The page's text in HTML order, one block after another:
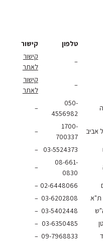
טלפון
קישור
לאתר
לאתר
4556982
1700-
700337
03-5524373
–
08-661-
02-6448066
–
03-6202808
–
03-5402448
–
03-6350485
–
09-7968833
–